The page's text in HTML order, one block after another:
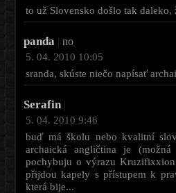
to už Slovensko došlo tak
panda | no
5. 04. 2010 10:05
sranda, skúste niečo napísať
Serafin |
5. 04. 2010 9:46
buď má školu nebo kvalitní
archaická angličtina je
pochybuju o výrazu
přijdou kapely s přístupem k
která bije...